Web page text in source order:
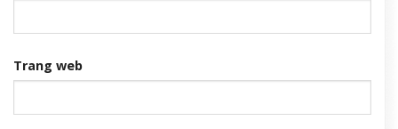
Trang web